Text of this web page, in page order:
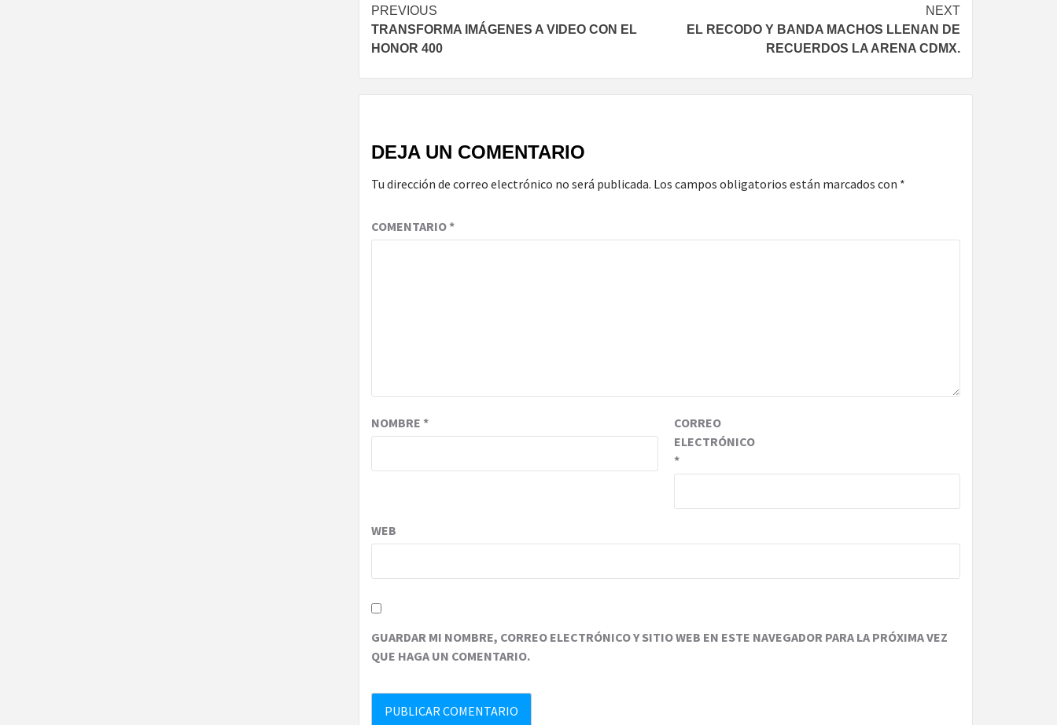
Post
navigation
PREVIOUS
TRANSFORMA IMÁGENES A VIDEO CON EL
HONOR 400
NEXT
EL RECODO Y BANDA MACHOS LLENAN DE
RECUERDOS LA ARENA CDMX.
DEJA UN COMENTARIO
Tu dirección de correo electrónico no será publicada. Los campos obligatorios están marcados con *
COMENTARIO*
NOMBRE *
CORREO
ELECTRÓNICO
*
WEB
GUARDAR MI NOMBRE, CORREO ELECTRÓNICO Y SITIO WEB EN ESTE NAVEGADOR PARA LA PRÓXIMA VEZ
QUE HAGA UN COMENTARIO.